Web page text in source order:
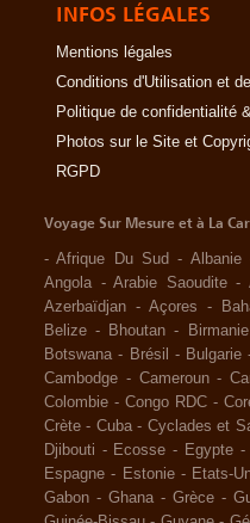
INFOS LÉGALES
Mentions légales
Conditions d'Utilisation et
Politique de confidentialité
Photos sur le Site et
RGPD
Voyage Sur Mesure et à La
-Afrique Du Sud - Albanie
Angola -Arabie Saoudite -
Azerbaïdjan - Açores -
Belize - Bhoutan - Birmanie
Botswana - Brésil - Bulgarie
Cambodge - Cameroun -
Colombie - Congo RDC -
Crète - Cuba - Cyclades et
Djibouti - Ecosse - Egypte -
Espagne - Estonie - Etats-
Gabon - Ghana - Grèce -